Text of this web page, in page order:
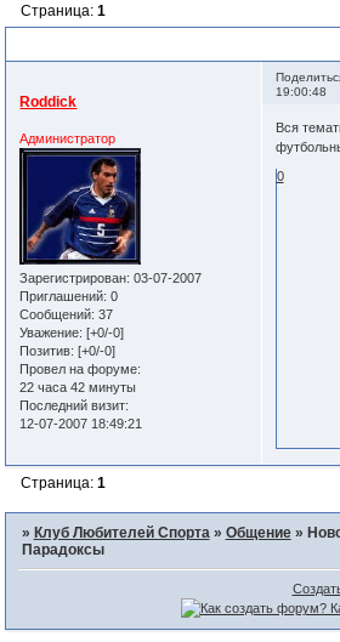
Страница: 1
19:00:48
Roddick
Администратор
Зарегистрирован: 03-07-2007
Приглашений: 0
Сообщений: 37
Уважение: [+0/-0]
Позитив: [+0/-0]
Провел на форуме:
22 часа 42 минуты
Последний визит:
12-07-2007 18:49:21
Вся
0
Страница: 1
» Клуб Любителей Спорта » Общение »
Парадоксы